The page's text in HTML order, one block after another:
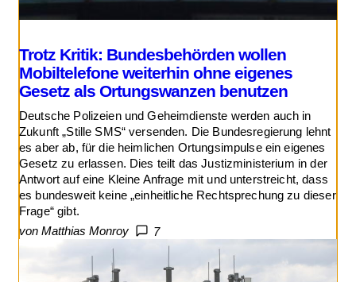
Trotz Kritik: Bundesbehörden wollen
Mobiltelefone weiterhin ohne eigenes
Gesetz als Ortungswanzen benutzen
Deutsche Polizeien und Geheimdienste werden auch in
Zukunft „Stille SMS“ versenden. Die Bundesregierung lehnt
es aber ab, für die heimlichen Ortungsimpulse ein eigenes
Gesetz zu erlassen. Dies teilt das Justizministerium in der
Antwort auf eine Kleine Anfrage mit und unterstreicht, dass
es bundesweit keine „einheitliche Rechtsprechung zu dieser
Frage“ gibt.
von Matthias Monroy
7